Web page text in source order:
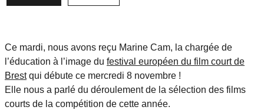
Ce mardi, nous avons reçu Marine Cam, la chargée de
l’éducation à l’image du festival européen du film court de
Brestqui débute ce mercredi 8 novembre !
Elle nous a parlé du déroulement de la sélection des films
courts de la compétition de cette année.